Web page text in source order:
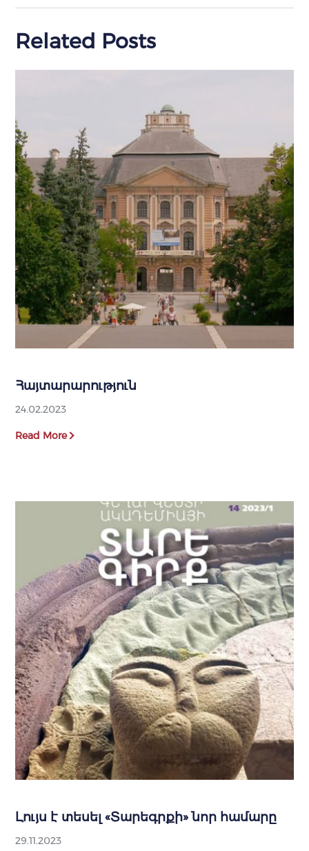
Related Posts
Հայտարարություն
24.02.2023
Read More
Լույս է տեսել «Տարեգրքի» նոր համարը
29.11.2023